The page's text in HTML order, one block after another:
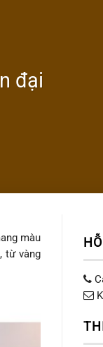
đại
màu
từ vàng